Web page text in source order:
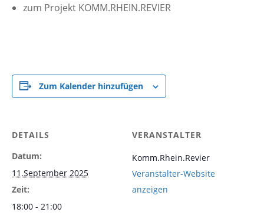
zum Projekt KOMM.RHEIN.REVIER
Zum Kalender hinzufügen
DETAILS
Datum:
11.September 2025
Zeit:
18:00 - 21:00
VERANSTALTER
Komm.Rhein.Revier
Veranstalter-Website
anzeigen